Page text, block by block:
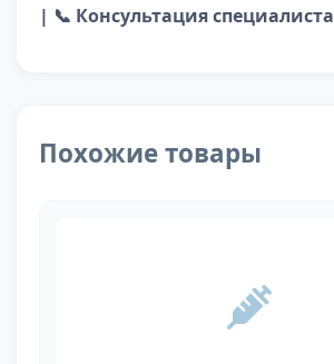
| 📞 Консультация специалиста
Похожие товары